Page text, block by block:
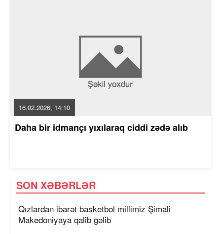
16.02.2026, 14:10
Daha bir idmançı yıxılaraq ciddi zədə alıb
SON XƏBƏRLƏR
Qızlardan ibarət basketbol millimiz Şimali
Makedoniyaya qalib gəlib